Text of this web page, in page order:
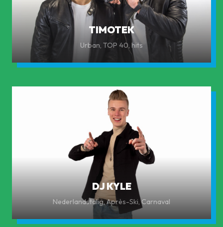
TIMOTEK
Urban, TOP 40, hits
DJ KYLE
Nederlandstalig, Après-Ski, Carnaval